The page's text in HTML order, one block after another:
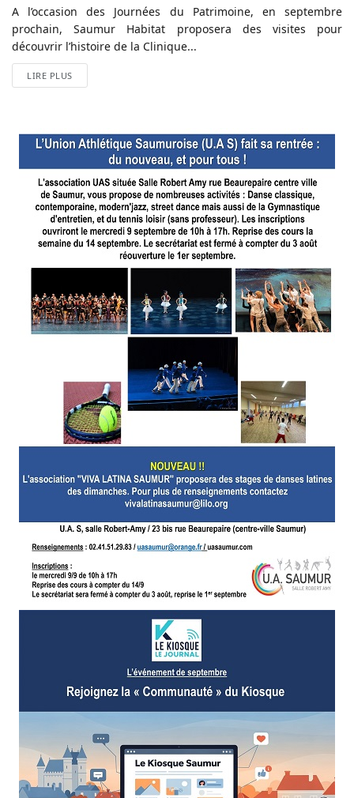
A l’occasion des Journées du Patrimoine, en septembre
prochain, Saumur Habitat proposera des visites pour
découvrir l’histoire de la Clinique...
LIRE PLUS